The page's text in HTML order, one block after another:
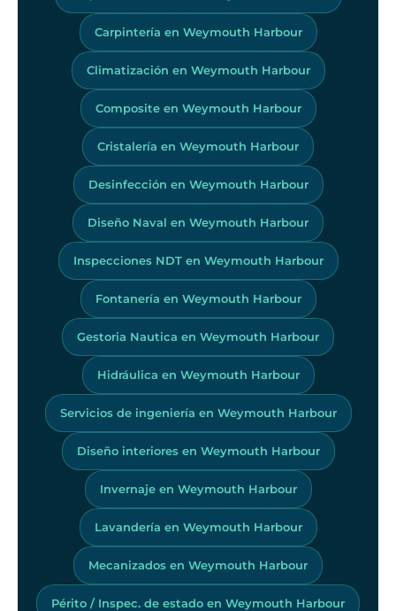
Carpintería en Weymouth Harbour
Climatización en Weymouth Harbour
Composite en Weymouth Harbour
Cristalería en Weymouth Harbour
Desinfección en Weymouth Harbour
Diseño Naval en Weymouth Harbour
Inspecciones NDT en Weymouth Harbour
Fontanería en Weymouth Harbour
Gestoria Nautica en Weymouth Harbour
Hidráulica en Weymouth Harbour
Servicios de ingeniería en Weymouth Harbour
Diseño interiores en Weymouth Harbour
Invernaje en Weymouth Harbour
Lavandería en Weymouth Harbour
Mecanizados en Weymouth Harbour
Périto / Inspec. de estado en Weymouth Harbour